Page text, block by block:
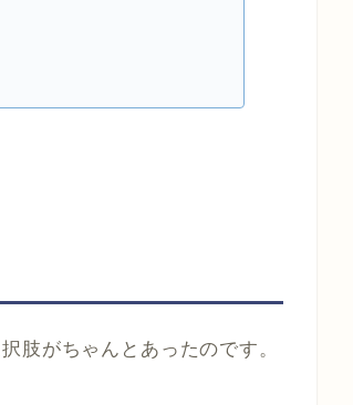
肢がちゃんとあったのです。